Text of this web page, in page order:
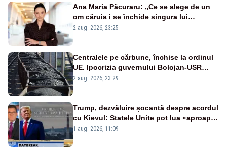
Ana Maria Păcuraru: „Ce se alege de un
om căruia i se închide singura lui
portiță?”
2 aug. 2026, 23:25
Centralele pe cărbune, închise la ordinul
UE. Ipocrizia guvernului Bolojan-USR
după starea de alertă
2 aug. 2026, 23:29
Trump, dezvăluire șocantă despre acordul
cu Kievul: Statele Unite pot lua «aproape
tot ce vor» din minele Ucrainei”
1 aug. 2026, 11:09